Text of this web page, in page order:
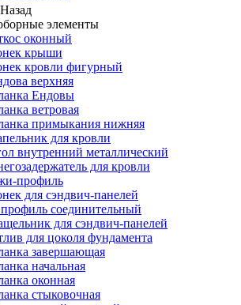
Назад
элементы
оконный
крыши
кровли фигурный
верхняя
Ендовы
ветровая
примыкания нижняя
для кровли
внутренний металлический
для кровли
профиль
для сэндвич-панелей
соединительный
для сэндвич-панелей
для цоколя фундамента
завершающая
начальная
оконная
стыковочная